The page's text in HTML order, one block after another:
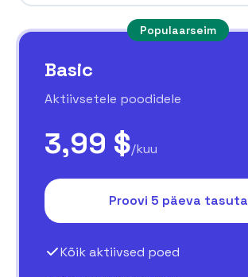
Populaarseim
Basic
Aktiivsetele poodidele
3,99 $/kuu
Proovi 5 päeva tasuta
Kõik aktiivsed poed